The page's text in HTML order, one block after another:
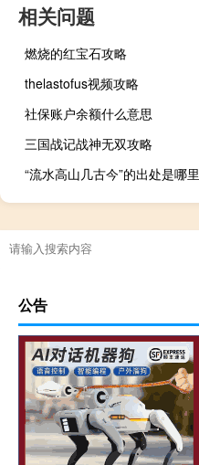
相关问题
燃烧的红宝石攻略
thelastofus视频攻略
社保账户余额什么意思
三国战记战神无双攻略
“流水高山几古今”的出处是哪里
公告